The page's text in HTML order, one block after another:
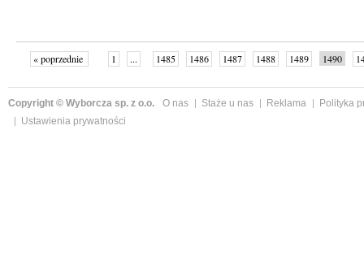
« poprzednie 1 ... 1485 1486 1487 1488 1489 1490
Copyright © Wyborcza sp. z o.o. O nas Staże u nas Reklama
Polityka
Ustawienia prywatności